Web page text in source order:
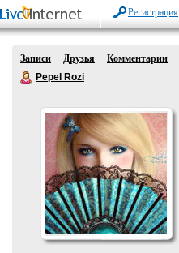
Регистрация
Записи Друзья
Комментарии
Pepel Rozi